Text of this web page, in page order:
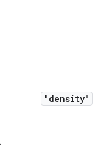
"density"